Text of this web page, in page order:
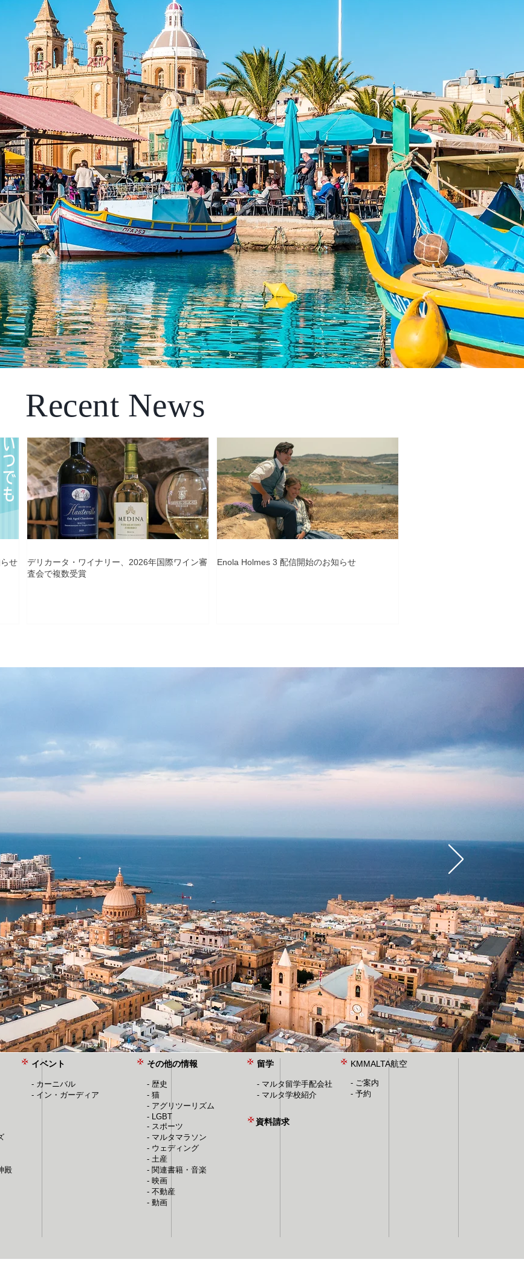
Recent News
せ
デリカータ・ワイナリー、2026年国際ワイン審
査会で複数受賞
Enola Holmes 3 配信開始のお知らせ
殿
イベント
​- カーニバル
​​- イン・ガーディア
その他の情報
- 歴史
- 猫
- アグリツーリズム
- LGBT
- スポーツ
- マルタマラソン
- ウェディング
- 土産
- 関連書籍・音楽
- 映画
- 不動産
​- 動画
留学
- マルタ留学手配会社
​- マルタ学校紹介
資料請求
​KMMALTA航空
- ご案内
​- 予約